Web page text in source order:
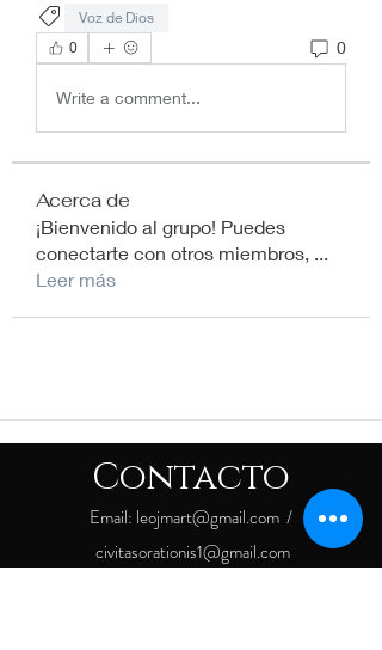
Voz de Dios
0
0
Write a comment...
Acerca de
¡Bienvenido al grupo! Puedes
conectarte con otros miembros, ...
Leer más
Contacto
Email: leojmart@gmail.com /
civitasorationis1@gmail.com